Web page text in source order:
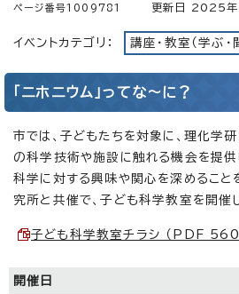
ページ番号1009781 更新日 2025年
イベントカテゴリ： 講座・教室（学ぶ・
「ニホニウム」ってな～に？
市では、子どもたちを対象に、理化学
の科学技術や施設に触れる機会を提供
科学に対する興味や関心を深めること
究所と共催で、子ども科学教室を開催
子ども科学教室チラシ （PDF
開催日